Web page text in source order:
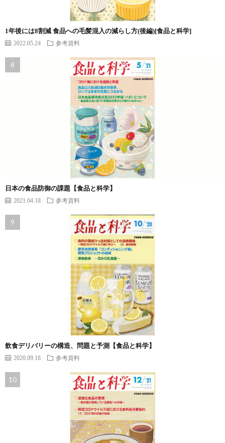
1年後には8割減 食品への毛髪混入の減らし方(後編)[食品と科学]
2022.05.24 参考資料
日本の食品防御の課題【食品と科学】
2021.04.18 参考資料
飲食デリバリーの構造、問題と予測【食品と科学】
2020.09.18 参考資料